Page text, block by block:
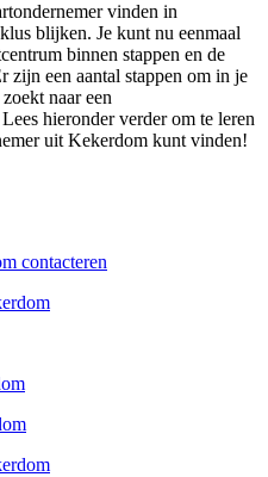
vinden in
blijken. Je kunt nu eenmaal
binnen stappen en de
zijn een aantal stappen om in je
naar een
hieronder verder om te leren
uit Kekerdom kunt vinden!
contacteren